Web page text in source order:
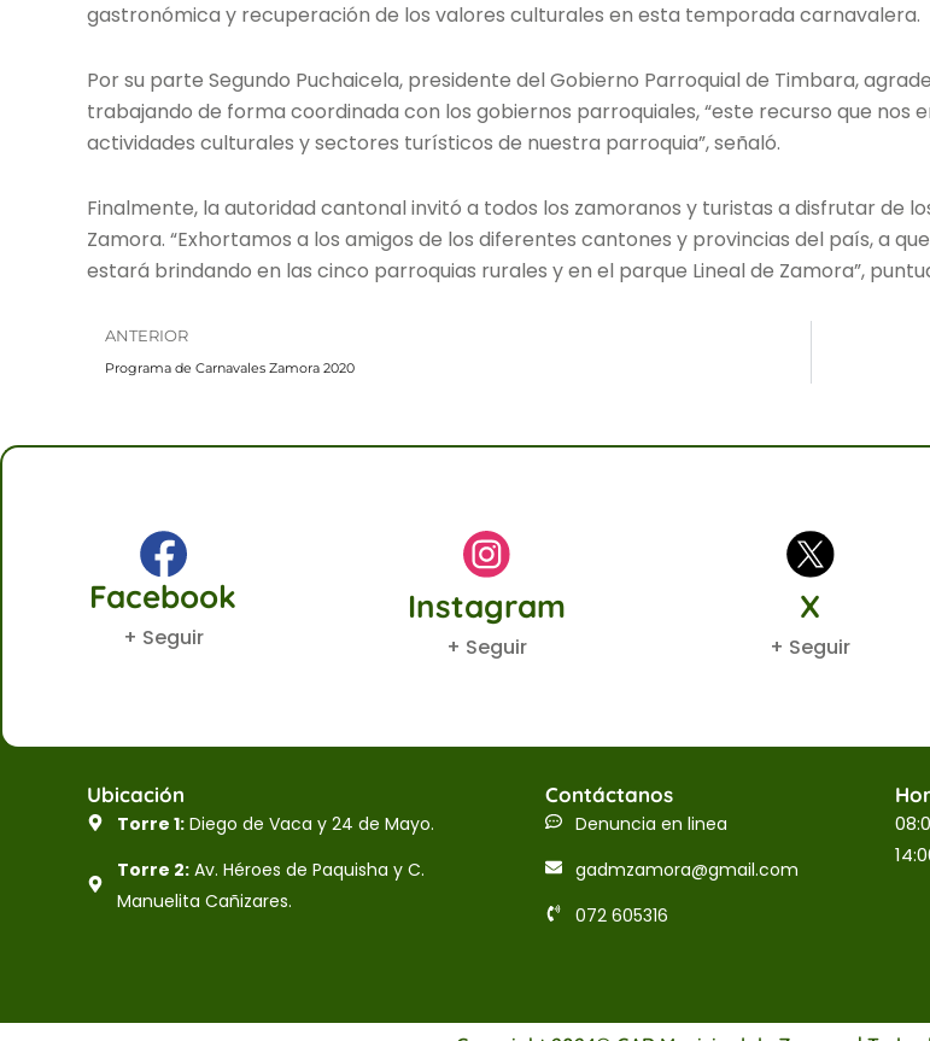
gastronómica y recuperación de los valores culturales en esta temporada carnavalera.
Por su parte Segundo Puchaicela, presidente del Gobierno Parroquial de Timbara,
trabajando de forma coordinada con los gobiernos parroquiales, “este recurso que
actividades culturales y sectores turísticos de nuestra parroquia”, señaló.
Finalmente, la autoridad cantonal invitó a todos los zamoranos y turistas a disfrutar de
Zamora. “Exhortamos a los amigos de los diferentes cantones y provincias del país, a
estará brindando en las cinco parroquias rurales y en el parque Lineal de Zamora”,
Prev
ANTERIOR
Programa de Carnavales Zamora 2020
Facebook
+ Seguir
Instagram
+ Seguir
X
+ Seguir
Ubicación
Torre 1:Diego de Vaca y 24 de Mayo.
Torre 2:Av. Héroes de Paquisha y C.
Manuelita Cañizares.
Contáctanos
Denuncia en linea
gadmzamora@gmail.com
072 605316